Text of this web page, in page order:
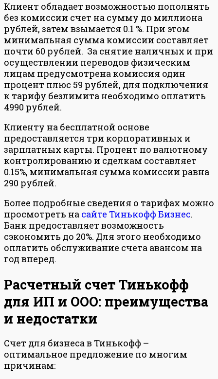
Клиент обладает возможностью пополнять
без комиссии счет на сумму до миллиона
рублей, затем взымается 0.1 %. При этом
минимальная сумма комиссии составляет
почти 60 рублей. За снятие наличных и при
осуществлении переводов физическим
лицам предусмотрена комиссия один
процент плюс 59 рублей, для подключения
к тарифу безлимита необходимо оплатить
4990 рублей.
Клиенту на бесплатной основе
предоставляется три корпоративных и
зарплатных карты. Процент по валютному
контролированию и сделкам составляет
0.15%, минимальная сумма комиссии равна
290 рублей.
Более подробные сведения о тарифах можно
просмотреть на сайте Тинькофф Бизнес.
Банк предоставляет возможность
сэкономить до 20%. Для этого необходимо
оплатить обслуживание счета авансом на
год вперед.
Расчетный счет Тинькофф
для ИП и ООО: преимущества
и недостатки
Счет для бизнеса в Тинькофф –
оптимальное предложение по многим
причинам: